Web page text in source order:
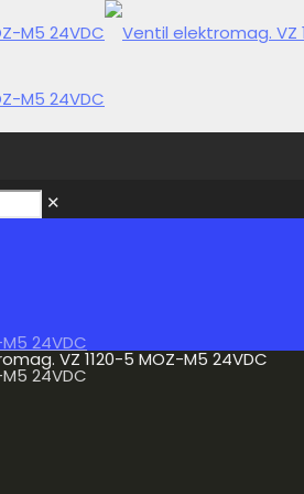
✕
24VDC
VZ 1120-5 MOZ-M5 24VDC
24VDC